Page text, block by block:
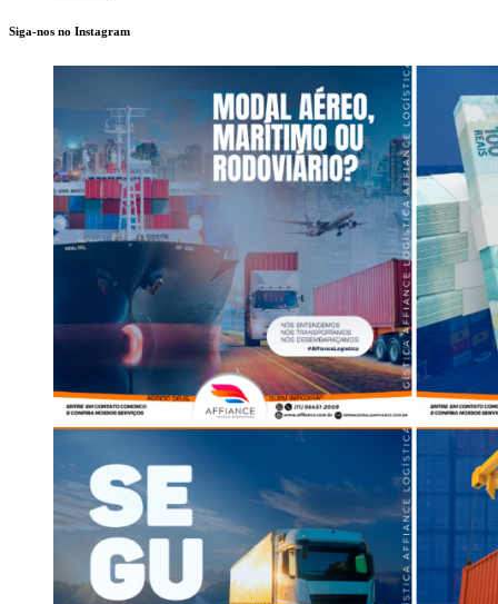
Siga-nos no Instagram